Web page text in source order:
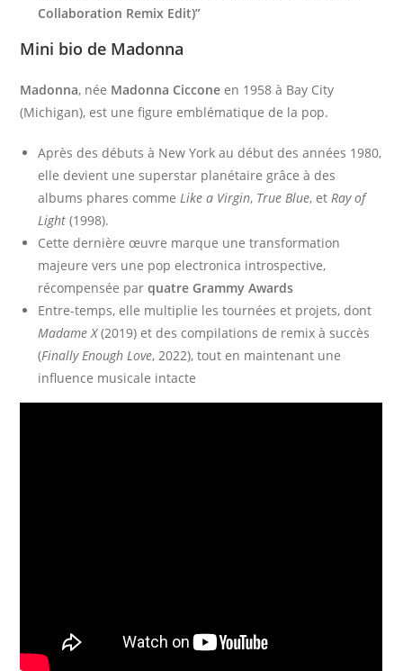
Collaboration Remix Edit)”
Mini bio de Madonna
Madonna, née Madonna Ciccone en 1958 à Bay City
(Michigan), est une figure emblématique de la pop.
Après des débuts à New York au début des années 1980,
elle devient une superstar planétaire grâce à des
albums phares comme Like a Virgin, True Blue, et Ray of
Light (1998).
Cette dernière œuvre marque une transformation
majeure vers une pop electronica introspective,
récompensée parquatre Grammy Awards
Entre-temps, elle multiplie les tournées et projets, dont
Madame X(2019) et des compilations de remix à succès
(Finally Enough Love, 2022), tout en maintenant une
influence musicale intacte